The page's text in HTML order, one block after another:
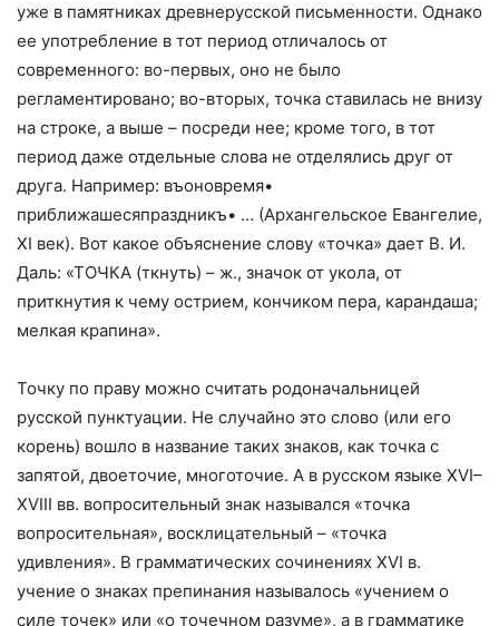
уже в памятниках древнерусской письменности. Однако
ее употребление в тот период отличалось от
современного: во-первых, оно не было
регламентировано; во-вторых, точка ставилась не внизу
на строке, а выше – посреди нее; кроме того, в тот
период даже отдельные слова не отделялись друг от
друга. Например: въоновремя•
приближашесяпраздникъ• … (Архангельское Евангелие,
ХI век). Вот какое объяснение слову «точка» дает В. И.
Даль: «ТОЧКА (ткнуть) – ж., значок от укола, от
приткнутия к чему острием, кончиком пера, карандаша;
мелкая крапина».
Точку по праву можно считать родоначальницей
русской пунктуации. Не случайно это слово (или его
корень) вошло в название таких знаков, как точка с
запятой, двоеточие, многоточие. А в русском языке XVI–
XVIII вв. вопросительный знак назывался «точка
вопросительная», восклицательный – «точка
удивления». В грамматических сочинениях XVI в.
учение о знаках препинания называлось «учением о
силе точек» или «о точечном разуме», а в грамматике